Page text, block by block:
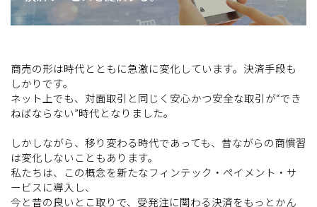
商売の形は時代とともに急激に変化しています。決済手段も
しかりです。
ネット上でも、対面取引と同じく安心かつ安全な取引が“でき
ねばならない”時代となりました。
しかしながら、移り変わる時代であっても、昔ながらの商慣習
は変化しないこともあります。
私たちは、この概念を新たなフィンテック・ペイメント・サ
ービスに導入し、
今と昔の良いとこ取りで、受発注に関わる決済をもっとかん